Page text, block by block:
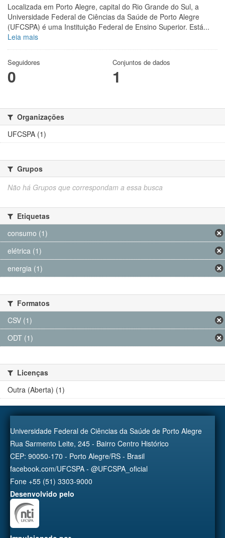
Localizada em Porto Alegre, capital do Rio Grande do Sul, a
Universidade Federal de Ciências da Saúde de Porto Alegre
(UFCSPA) é uma Instituição Federal de Ensino Superior. Está...
Leia mais
Seguidores
0
Conjuntos de dados
1
Organizações
UFCSPA (1)
Grupos
Não há Grupos que correspondam a essa busca
Etiquetas
consumo (1)
elétrica (1)
energia (1)
Formatos
CSV (1)
ODT (1)
Licenças
Outra (Aberta) (1)
Universidade Federal de Ciências da Saúde de Porto Alegre
Rua Sarmento Leite, 245 - Bairro Centro Histórico
CEP: 90050-170 - Porto Alegre/RS - Brasil
facebook.com/UFCSPA - @UFCSPA_oficial
Fone +55 (51) 3303-9000
Desenvolvido pelo